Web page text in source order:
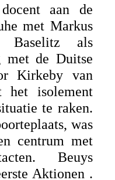
aan de
met Markus
Baselitz als
met de Duitse
Kirkeby van
het isolement
te raken.
was
centrum met
Beuys
Aktionen .